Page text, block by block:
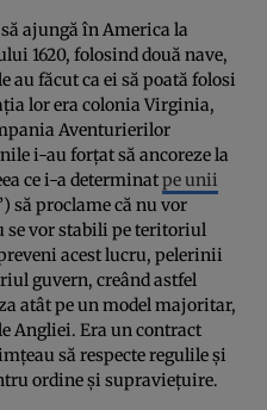
ajungă în America la
1620, folosind două nave,
făcut ca ei să poată folosi
lor era colonia Virginia,
Aventurierilor
i-au forțat să ancoreze la
ce i-a determinatpe unii
să proclame că nu vor
se vor stabili pe teritoriul
acest lucru, pelerinii
guvern, creând astfel
atât pe un model majoritar,
Angliei. Era un contract
să respecte regulile și
ordine și supraviețuire.